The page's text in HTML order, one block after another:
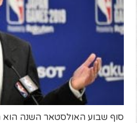
סוף שבוע האולסטאר השנה